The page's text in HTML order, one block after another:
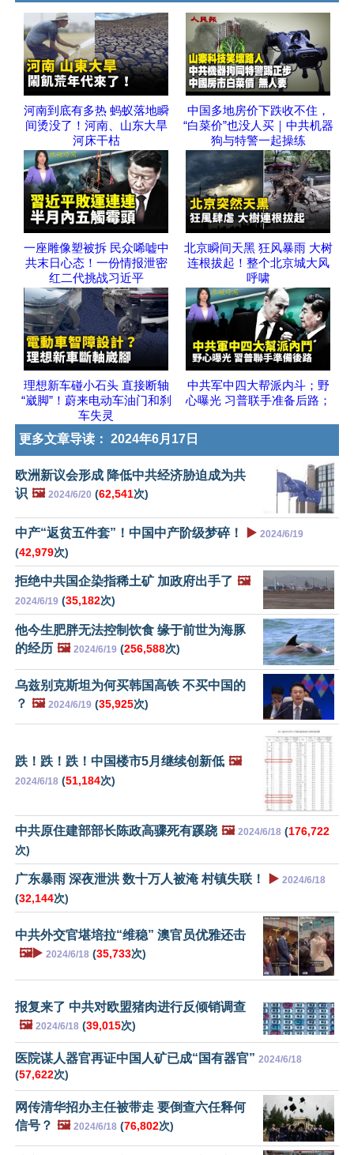
河南到底有多热 蚂蚁落地瞬
间烫没了！河南、山东大旱
河床干枯
中国多地房价下跌收不住，
“白菜价”也没人买｜中共机器
狗与特警一起操练
一座雕像塑被拆 民众唏嘘中
共末日心态！一份情报泄密
红二代挑战习近平
北京瞬间天黑 狂风暴雨 大树
连根拔起！整个北京城大风
呼啸
理想新车碰小石头 直接断轴
“崴脚”！蔚来电动车油门和刹
车失灵
中共军中四大帮派内斗；野
心曝光 习普联手准备后路；
更多文章导读： 2024年6月17日
欧洲新议会形成 降低中共经济胁迫成为共
识 🖼️ 2024/6/20 (62,541次)
中产“返贫五件套”！中国中产阶级梦碎！ ▶️ 2024/6/19
(42,979次)
拒绝中共国企染指稀土矿 加政府出手了 🖼️
2024/6/19 (35,182次)
他今生肥胖无法控制饮食 缘于前世为海豚
的经历 🖼️ 2024/6/19 (256,588次)
乌兹别克斯坦为何买韩国高铁 不买中国的
？ 🖼️ 2024/6/19 (35,925次)
跌！跌！跌！中国楼市5月继续创新低 🖼️
2024/6/18 (51,184次)
中共原住建部部长陈政高骤死有蹊跷 🖼️ 2024/6/18 (176,722
次)
广东暴雨 深夜泄洪 数十万人被淹 村镇失联！ ▶️ 2024/6/18
(32,144次)
中共外交官堪培拉“维稳” 澳官员优雅还击
🖼️▶️ 2024/6/18 (35,733次)
报复来了 中共对欧盟猪肉进行反倾销调查
🖼️ 2024/6/18 (39,015次)
医院谋人器官再证中国人矿已成“国有器官” 2024/6/18
(57,622次)
网传清华招办主任被带走 要倒查六任释何
信号？ 🖼️ 2024/6/18 (76,802次)